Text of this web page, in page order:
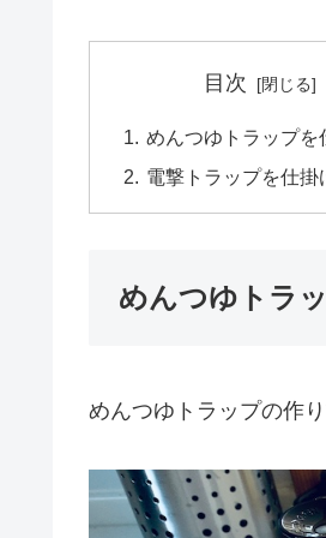
目次
めんつゆトラップを
電撃トラップを仕掛
めんつゆトラ
めんつゆトラップの作